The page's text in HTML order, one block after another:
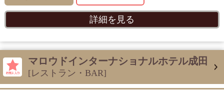
詳細を見る
マロウドインターナショナルホテル成田
[レストラン・BAR]